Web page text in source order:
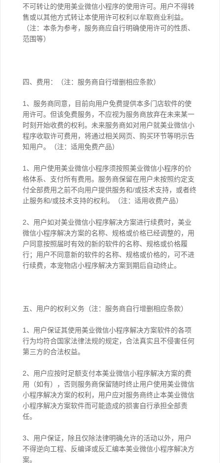
不可转让的使用美业微信小程序的使用许可。用户不得转
售或以其他方式转让本使用许可权利以牟取商业利益。
（注：本条为参考，服务商应自行明确使用许可的性质、
范围等）
四、费用：（注：服务商自行增删相应条款）
1、服务商同意，目前向用户免费提供本多门店软件的使
用许可。但该免费服务，不应视为服务商放弃在未来某一
时刻开始收费的权利。未来服务商如对用户就美业微信小
程序收取许可费用，将通过相关网页、购买环节等明示告
知用户。（注：适用免费产品）
1、用户使用美业微信小程序须按照美业微信小程序的价
格体系、支付所有费用。服务商保留在用户未按照约定支
付全部费用之前不向用户提供服务和/或技术支持，或者终
止服务和/或技术支持的权利。（注：适用收费产品）
2、用户如对美业微信小程序解决方案进行续费时，美业
微信小程序解决方案的名称、规格或价格已经调整的，用
户同意按照届时有效的新的软件的名称、规格或价格履
行；用户不同意新的软件的名称、规格或价格的，可不进
行续费，本宠物店小程序解决方案到期后自动终止。
五、用户的权利义务（注：服务商自行增删相应条款）
1、用户保证其使用美业微信小程序解决方案软件的各项
行为均符合国家法律法规的规定，合法真实且不侵害任何
第三方的合法权益。
2、用户应按时足额支付本美业微信小程序解决方案的费
用（如有），否则服务商保留随时终止用户使用美业微信
小程序解决方案的权利，用户应对服务商终止本美业微信
小程序解决方案软件而可能造成的损害自行承担全部责
任。
3、用户保证，除且仅除法律明确允许的活动以外，用户
不得逆向工程、反编译或反汇编本美业微信小程序解决方
案。